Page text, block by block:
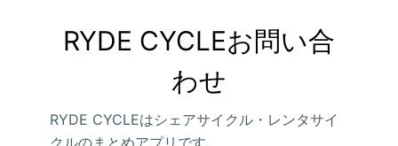
RYDE CYCLEお問い合
わせ
RYDE CYCLEはシェアサイクル・レンタサイ
クルのまとめアプリです。